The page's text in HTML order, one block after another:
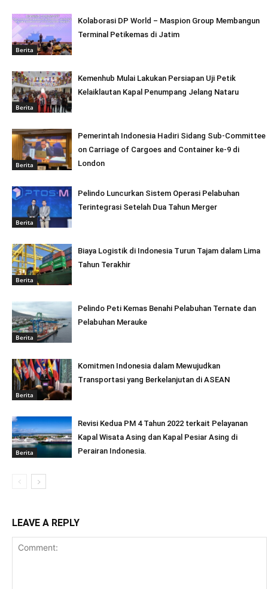
Berita
Kolaborasi DP World – Maspion Group Membangun
Terminal Petikemas di Jatim
Berita
Kemenhub Mulai Lakukan Persiapan Uji Petik
Kelaiklautan Kapal Penumpang Jelang Nataru
Berita
Pemerintah Indonesia Hadiri Sidang Sub-Committee
on Carriage of Cargoes and Container ke-9 di
London
Berita
Pelindo Luncurkan Sistem Operasi Pelabuhan
Terintegrasi Setelah Dua Tahun Merger
Berita
Biaya Logistik di Indonesia Turun Tajam dalam Lima
Tahun Terakhir
Berita
Pelindo Peti Kemas Benahi Pelabuhan Ternate dan
Pelabuhan Merauke
Berita
Komitmen Indonesia dalam Mewujudkan
Transportasi yang Berkelanjutan di ASEAN
Berita
Revisi Kedua PM 4 Tahun 2022 terkait Pelayanan
Kapal Wisata Asing dan Kapal Pesiar Asing di
Perairan Indonesia.
LEAVE A REPLY